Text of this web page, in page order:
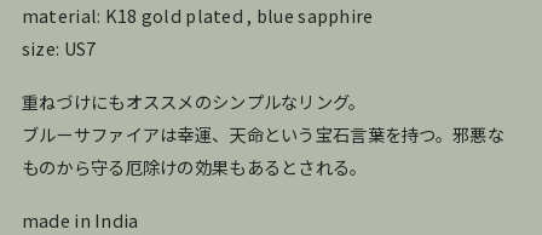
material: K18 gold plated , blue sapphire
size: US7
重ねづけにもオススメのシンプルなリング。
ブルーサファイアは幸運、天命という宝石言葉を持つ。邪悪な
ものから守る厄除けの効果もあるとされる。
made in India